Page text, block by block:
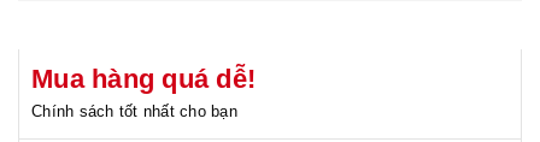
Mua hàng quá dễ!
Chính sách tốt nhất cho bạn